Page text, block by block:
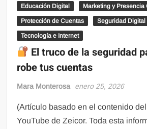
Educación Digital Marketing y Presencia
Protección de Cuentas Seguridad Digital
Tecnología e Internet
El truco de la seguridad
robe tus cuentas
Mara Monterosa enero 25, 2026
(Artículo basado en el contenido
YouTube de Zeicor. Toda esta